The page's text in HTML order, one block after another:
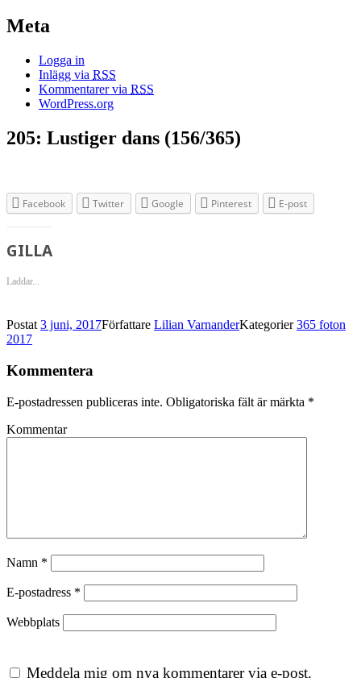
Meta
Logga in
Inlägg via RSS
Kommentarer via RSS
WordPress.org
205: Lustiger dans (156/365)
Facebook Twitter Google Pinterest E-post
GILLA
Laddar...
Postat 3 juni, 2017Författare Lilian VarnanderKategorier365 foton
2017
Kommentera
E-postadressen publiceras inte. Obligatoriska fält är märkta *
Kommentar
Namn *
E-postadress *
Webbplats
Meddela mig om nya kommentarer via e-post.